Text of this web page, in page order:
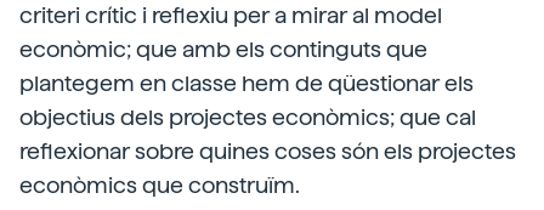
criteri crític i reflexiu per a mirar al model
econòmic; que amb els continguts que
plantegem en classe hem de qüestionar els
objectius dels projectes econòmics; que cal
reflexionar sobre quines coses són els projectes
econòmics que construïm.